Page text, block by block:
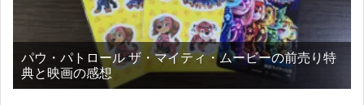
パウ・パトロール ザ・マイティ・ムービーの前売り特
典と映画の感想